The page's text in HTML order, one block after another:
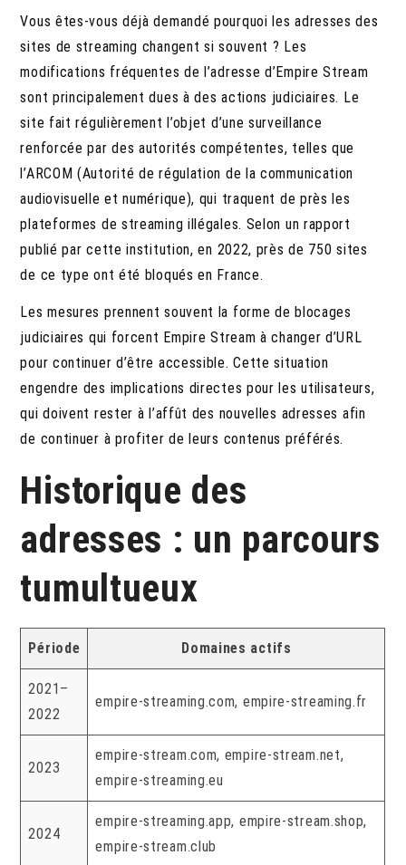
Vous êtes-vous déjà demandé pourquoi les adresses des
sites de streaming changent si souvent ? Les
modifications fréquentes de l’adresse d’Empire Stream
sont principalement dues à des actions judiciaires. Le
site fait régulièrement l’objet d’une surveillance
renforcée par des autorités compétentes, telles que
l’ARCOM (Autorité de régulation de la communication
audiovisuelle et numérique), qui traquent de près les
plateformes de streaming illégales. Selon un rapport
publié par cette institution, en 2022, près de 750 sites
de ce type ont été bloqués en France.
Les mesures prennent souvent la forme de blocages
judiciaires qui forcent Empire Stream à changer d’URL
pour continuer d’être accessible. Cette situation
engendre des implications directes pour les utilisateurs,
qui doivent rester à l’affût des nouvelles adresses afin
de continuer à profiter de leurs contenus préférés.
Historique des
adresses : un parcours
tumultueux
Période Domaines actifs
2021–
2022
empire-streaming.com, empire-streaming.fr
2023
empire-stream.com, empire-stream.net,
empire-streaming.eu
2024
empire-streaming.app, empire-stream.shop,
empire-stream.club